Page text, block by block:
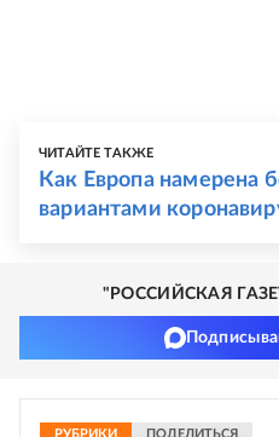
ЧИТАЙТЕ ТАКЖЕ
Как Европа намерена
вариантами
"РОССИЙСКАЯ